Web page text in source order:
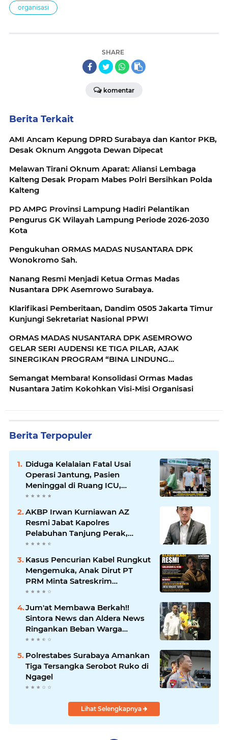
organisasi
SHARE
komentar
Berita Terkait
AMI Ancam Kepung DPRD Surabaya dan Kantor PKB,
Desak Oknum Anggota Dewan Dipecat
Melawan Tirani Oknum Aparat: Aliansi Lembaga
Kalteng Desak Propam Mabes Polri Bersihkan Polda
Kalteng
PD AMPG Provinsi Lampung Hadiri Pelantikan
Pengurus GK Wilayah Lampung Periode 2026-2030
Kota
Pengukuhan ORMAS MADAS NUSANTARA DPK
Wonokromo Sah.
Nanang Resmi Menjadi Ketua Ormas Madas
Nusantara DPK Asemrowo Surabaya.
Klarifikasi Pemberitaan, Dandim 0505 Jakarta Timur
Kunjungi Sekretariat Nasional PPWI
ORMAS MADAS NUSANTARA DPK ASEMROWO
GELAR SERI AUDENSI KE TIGA PILAR, AJAK
SINERGIKAN PROGRAM “BINA LINDUNG
Semangat Membara! Konsolidasi Ormas Madas
Nusantara Jatim Kokohkan Visi-Misi Organisasi
Berita Terpopuler
Diduga Kelalaian Fatal Usai
Operasi Jantung, Pasien
Meninggal di Ruang ICU,
Keluarga Tuntut RSUD dr.
Jawab
AKBP Irwan Kurniawan AZ
Resmi Jabat Kapolres
Pelabuhan Tanjung Perak,
Pimpinan Redaksi
Sampaikan Ucapan Selamat
Kasus Pencurian Kabel Rungkut
Mengemuka, Anak Dirut PT
PRM Minta Satreskrim
Polrestabes Surabaya Usut
Jum'at Membawa Berkah!!
Sintora News dan Aldera News
Ringankan Beban Warga
Bangkitkan Pelaku UMKM
Polrestabes Surabaya Amankan
Tiga Tersangka Serobot Ruko di
Ngagel
Lihat Selengkapnya